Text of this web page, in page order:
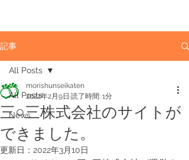
記事
All Posts
News
All Posts
三○三株式会社のサイトが
できました。
morishunseikaten
2022年2月9日 読了時間: 1分
更新日： 2022年3月10日